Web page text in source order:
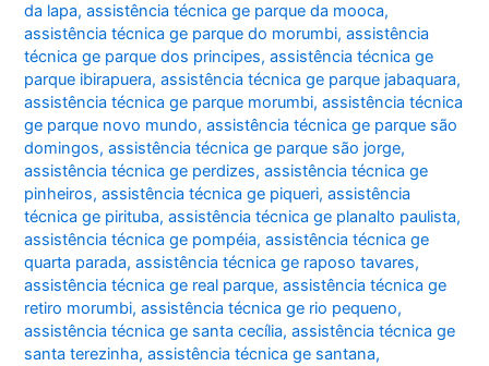
da lapa,assistência técnica ge parque da mooca,
assistência técnica ge parque do morumbi,assistência
técnica ge parque dos principes,assistência técnica ge
parque ibirapuera,assistência técnica ge parque jabaquara,
assistência técnica ge parque morumbi,assistência técnica
ge parque novo mundo,assistência técnica ge parque são
domingos,assistência técnica ge parque são jorge,
assistência técnica ge perdizes,assistência técnica ge
pinheiros,assistência técnica ge piqueri,assistência
técnica ge pirituba,assistência técnica ge planalto paulista,
assistência técnica ge pompéia,assistência técnica ge
quarta parada,assistência técnica ge raposo tavares,
assistência técnica ge real parque,assistência técnica ge
retiro morumbi,assistência técnica ge rio pequeno,
assistência técnica ge santa cecília,assistência técnica ge
santa terezinha,assistência técnica ge santana,